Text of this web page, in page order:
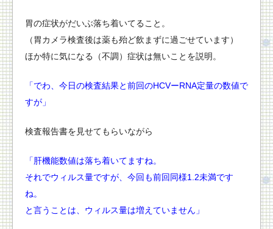
胃の症状がだいぶ落ち着いてること。
（胃カメラ検査後は薬も殆ど飲まずに過ごせています）
ほか特に気になる（不調）症状は無いことを説明。
「でわ、今日の検査結果と前回のHCVーRNA定量の数値で
すが」
検査報告書を見せてもらいながら
「肝機能数値は落ち着いてますね。
それでウィルス量ですが、今回も前回同様1.2未満です
ね。
と言うことは、ウィルス量は増えていません」